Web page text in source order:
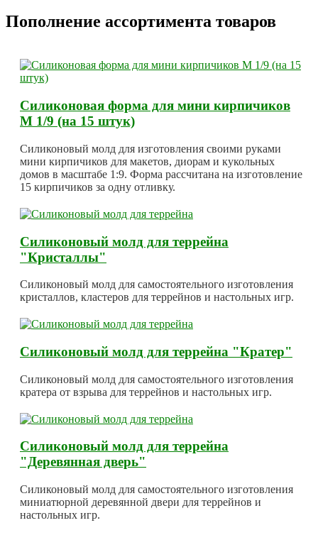
Пополнение ассортимента товаров
Силиконовая форма для мини кирпичиков
М 1/9 (на 15 штук)
Силиконовый молд для изготовления своими руками
мини кирпичиков для макетов, диорам и кукольных
домов в масштабе 1:9. Форма рассчитана на изготовление
15 кирпичиков за одну отливку.
Силиконовый молд для террейна
"Кристаллы"
Силиконовый молд для самостоятельного изготовления
кристаллов, кластеров для террейнов и настольных игр.
Силиконовый молд для террейна "Кратер"
Силиконовый молд для самостоятельного изготовления
кратера от взрыва для террейнов и настольных игр.
Силиконовый молд для террейна
"Деревянная дверь"
Силиконовый молд для самостоятельного изготовления
миниатюрной деревянной двери для террейнов и
настольных игр.